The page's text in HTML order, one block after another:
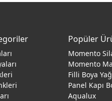
Popüler
Momento
Momento
Filli Boya
Panel Kapı
Aqualux